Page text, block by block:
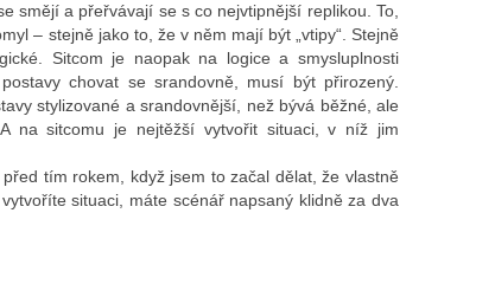
smějí a přeřvávají se s co nejvtipnější replikou. To,
– stejně jako to, že v něm mají být „vtipy“. Stejně
Sitcom je naopak na logice a smysluplnosti
chovat se srandovně, musí být přirozený.
stylizované a srandovnější, než bývá běžné, ale
na sitcomu je nejtěžší vytvořit situaci, v níž jim
tím rokem, když jsem to začal dělat, že vlastně
situaci, máte scénář napsaný klidně za dva